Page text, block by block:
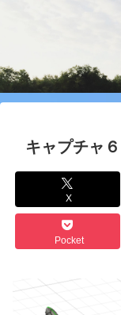
キャプチャ６
X
Pocket